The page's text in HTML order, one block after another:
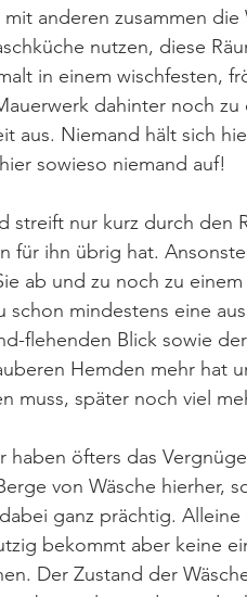
anderen zusammen
nutzen, diese
in einem wischfesten,
dahinter noch zu
aus. Niemand hält sich
sowieso niemand auf!
streift nur kurz durch den
für ihn übrig hat.
ab und zu noch zu
schon mindestens eine
flehenden Blick sowie
Hemden mehr hat
muss, später noch viel
haben öfters das
von Wäsche hierher,
ganz prächtig.
bekommt aber keine
Der Zustand der